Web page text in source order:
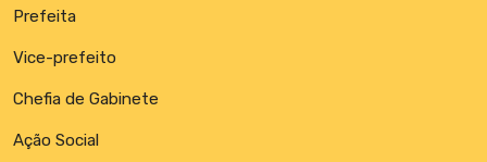
Prefeita
Vice-prefeito
Chefia de Gabinete
Ação Social